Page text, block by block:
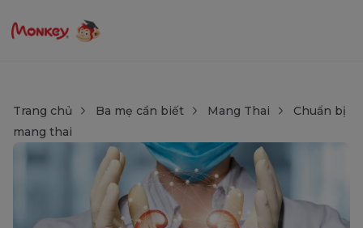
Trang chủ Ba mẹ cần biết Mang Thai
Chuẩn bị
mang thai